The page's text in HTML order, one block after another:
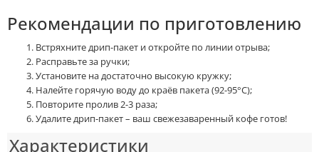
Рекомендации по приготовлению
Встряхните дрип-пакет и откройте по линии отрыва;
Расправьте за ручки;
Установите на достаточно высокую кружку;
Налейте горячую воду до краёв пакета (92-95°С);
Повторите пролив 2-3 раза;
Удалите дрип-пакет – ваш свежезаваренный кофе готов!
Характеристики